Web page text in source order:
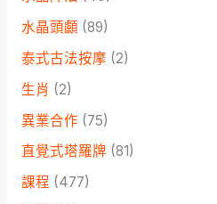
水晶頭顱 (89)
泰式古法按摩 (2)
生肖 (2)
異業合作 (75)
直覺式塔羅牌 (81)
課程 (477)